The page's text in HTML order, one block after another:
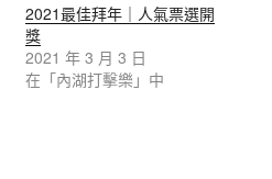
2021最佳拜年｜人氣票選開
獎
2021 年 3 月 3 日
在「內湖打擊樂」中